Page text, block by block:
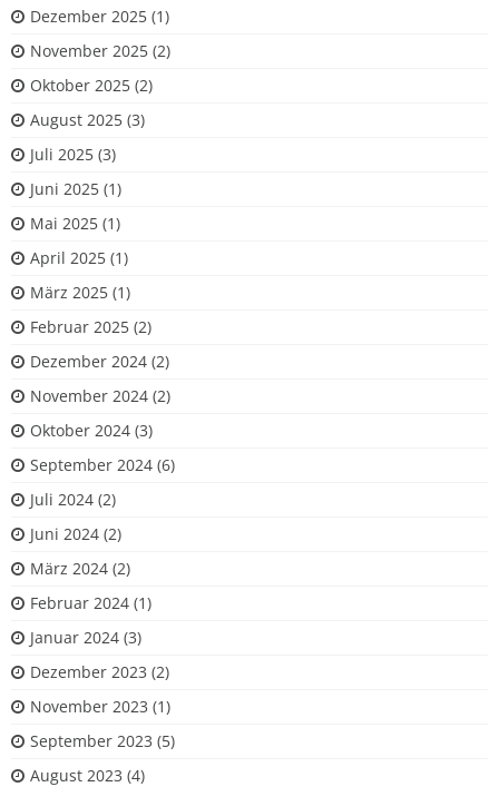
Dezember 2025 (1)
November 2025 (2)
Oktober 2025 (2)
August 2025 (3)
Juli 2025 (3)
Juni 2025 (1)
Mai 2025 (1)
April 2025 (1)
März 2025 (1)
Februar 2025 (2)
Dezember 2024 (2)
November 2024 (2)
Oktober 2024 (3)
September 2024 (6)
Juli 2024 (2)
Juni 2024 (2)
März 2024 (2)
Februar 2024 (1)
Januar 2024 (3)
Dezember 2023 (2)
November 2023 (1)
September 2023 (5)
August 2023 (4)